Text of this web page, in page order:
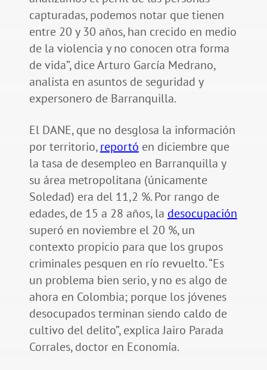
capturadas, podemos notar que tienen
entre 20 y 30 años, han crecido en medio
de la violencia y no conocen otra forma
de vida”, dice Arturo García Medrano,
analista en asuntos de seguridad y
expersonero de Barranquilla.
El DANE, que no desglosa la información
por territorio,reportó en diciembre que
la tasa de desempleo en Barranquilla y
su área metropolitana (únicamente
Soledad) era del 11,2 %. Por rango de
edades, de 15 a 28 años, la desocupación
superó en noviembre el 20 %, un
contexto propicio para que los grupos
criminales pesquen en río revuelto. “Es
un problema bien serio, y no es algo de
ahora en Colombia; porque los jóvenes
desocupados terminan siendo caldo de
cultivo del delito”, explica Jairo Parada
Corrales, doctor en Economía.